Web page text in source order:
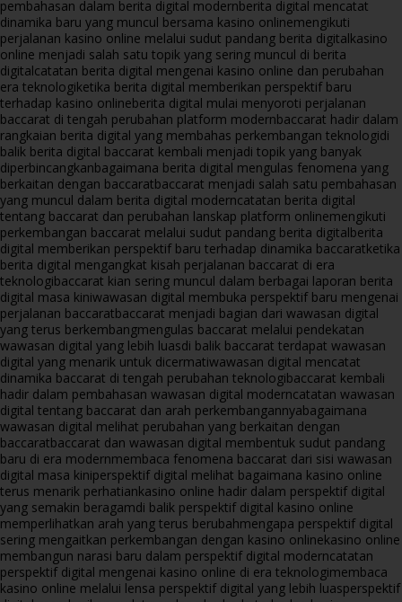
pembahasan dalam berita digital modernberita digital mencatat
dinamika baru yang muncul bersama kasino onlinemengikuti
perjalanan kasino online melalui sudut pandang berita digitalkasino
online menjadi salah satu topik yang sering muncul di berita
digitalcatatan berita digital mengenai kasino online dan perubahan
era teknologiketika berita digital memberikan perspektif baru
terhadap kasino onlineberita digital mulai menyoroti perjalanan
baccarat di tengah perubahan platform modernbaccarat hadir dalam
rangkaian berita digital yang membahas perkembangan teknologidi
balik berita digital baccarat kembali menjadi topik yang banyak
diperbincangkanbagaimana berita digital mengulas fenomena yang
berkaitan dengan baccaratbaccarat menjadi salah satu pembahasan
yang muncul dalam berita digital moderncatatan berita digital
tentang baccarat dan perubahan lanskap platform onlinemengikuti
perkembangan baccarat melalui sudut pandang berita digitalberita
digital memberikan perspektif baru terhadap dinamika baccaratketika
berita digital mengangkat kisah perjalanan baccarat di era
teknologibaccarat kian sering muncul dalam berbagai laporan berita
digital masa kiniwawasan digital membuka perspektif baru mengenai
perjalanan baccaratbaccarat menjadi bagian dari wawasan digital
yang terus berkembangmengulas baccarat melalui pendekatan
wawasan digital yang lebih luasdi balik baccarat terdapat wawasan
digital yang menarik untuk dicermatiwawasan digital mencatat
dinamika baccarat di tengah perubahan teknologibaccarat kembali
hadir dalam pembahasan wawasan digital moderncatatan wawasan
digital tentang baccarat dan arah perkembangannyabagaimana
wawasan digital melihat perubahan yang berkaitan dengan
baccaratbaccarat dan wawasan digital membentuk sudut pandang
baru di era modernmembaca fenomena baccarat dari sisi wawasan
digital masa kiniperspektif digital melihat bagaimana kasino online
terus menarik perhatiankasino online hadir dalam perspektif digital
yang semakin beragamdi balik perspektif digital kasino online
memperlihatkan arah yang terus berubahmengapa perspektif digital
sering mengaitkan perkembangan dengan kasino onlinekasino online
membangun narasi baru dalam perspektif digital moderncatatan
perspektif digital mengenai kasino online di era teknologimembaca
kasino online melalui lensa perspektif digital yang lebih luasperspektif